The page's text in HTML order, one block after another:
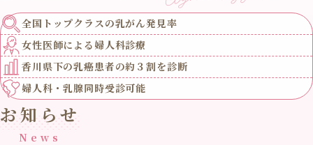
全国トップクラスの乳がん発見率
女性医師による 婦人科診療
香川県下の乳癌患者の約３割を診断
婦人科・乳腺同時受診可能
お知らせ
News